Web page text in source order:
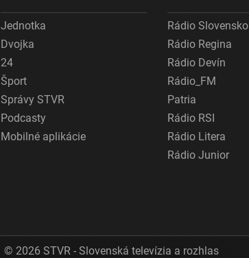
Jednotka
Dvojka
24
Šport
Správy STVR
Podcasty
Mobilné aplikácie
Rádio Slovensko
Rádio Regina
Rádio Devín
Rádio_FM
Patria
Rádio RSI
Rádio Litera
Rádio Junior
© 2026 STVR - Slovenská televízia a rozhlas